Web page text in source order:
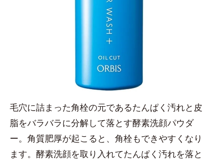
毛穴に詰まった角栓の元であるたんぱく汚れと皮
脂をバラバラに分解して落とす酵素洗顔パウダ
ー。角質肥厚が起こると、角栓もできやすくなり
ます。酵素洗顔を取り入れてたんぱく汚れを落と